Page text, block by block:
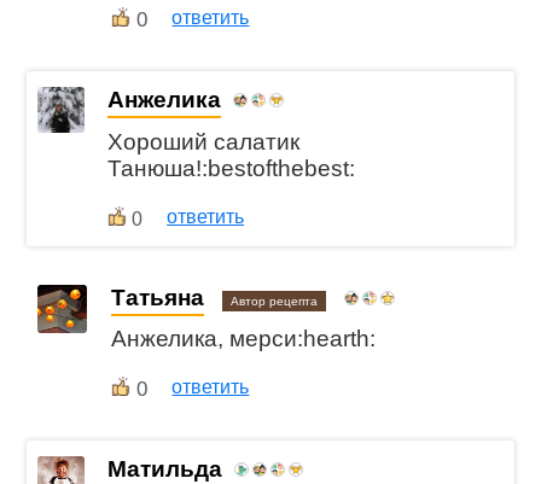
0 ответить
Анжелика
Хороший салатик
Танюша!:bestofthebest:
0 ответить
Татьяна Автор рецепта
Анжелика, мерси:hearth:
0 ответить
Матильда